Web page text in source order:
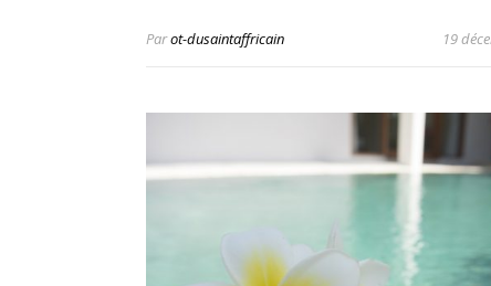
Parot-dusaintaffricain 19